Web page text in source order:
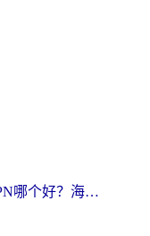
MalusVPN好用吗？和uuVPN哪个好？海外党无缝访问国内资源的真实对比与选择指南